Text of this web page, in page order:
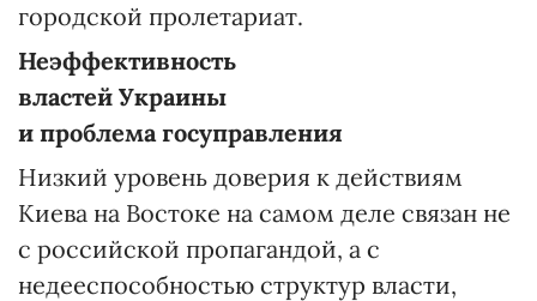
городской пролетариат.
Неэффективность
властей Украины
и проблема госуправления
Низкий уровень доверия к действиям
Киева на Востоке на самом деле связан не
с российской пропагандой, а с
недееспособностью структур власти,